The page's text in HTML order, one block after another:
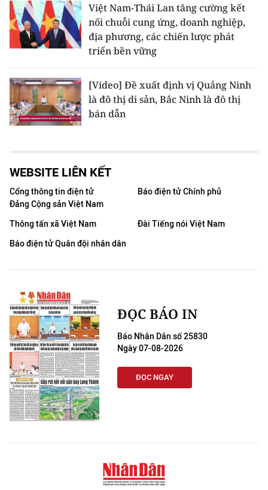
Việt Nam-Thái Lan tăng cường kết
nối chuỗi cung ứng, doanh nghiệp,
địa phương, các chiến lược phát
triển bền vững
[Video] Đề xuất định vị Quảng Ninh
là đô thị di sản, Bắc Ninh là đô thị
bán dẫn
WEBSITE LIÊN KẾT
Cổng thông tin điện tử
Đảng Cộng sản Việt Nam
Báo điện tử Chính phủ
Thông tấn xã Việt Nam
Đài Tiếng nói Việt Nam
Báo điện tử Quân đội nhân dân
ĐỌC BÁO IN
Báo Nhân Dân số 25830
Ngày 07-08-2026
ĐỌC NGAY